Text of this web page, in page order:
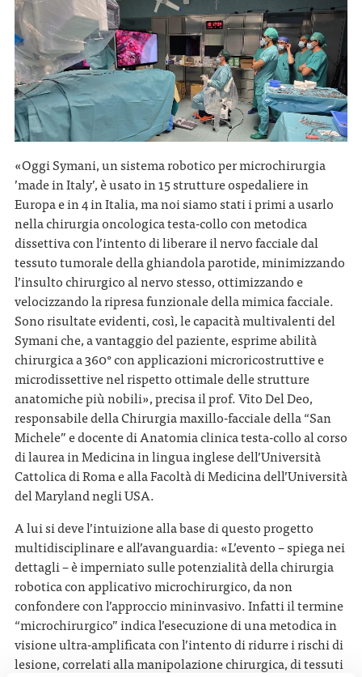
«Oggi Symani, un sistema robotico per microchirurgia
’made in Italy’, è usato in 15 strutture ospedaliere in
Europa e in 4 in Italia, ma noi siamo stati i primi a usarlo
nella chirurgia oncologica testa-collo con metodica
dissettiva con l’intento di liberare il nervo facciale dal
tessuto tumorale della ghiandola parotide, minimizzando
l’insulto chirurgico al nervo stesso, ottimizzando e
velocizzando la ripresa funzionale della mimica facciale.
Sono risultate evidenti, così, le capacità multivalenti del
Symani che, a vantaggio del paziente, esprime abilità
chirurgica a 360° con applicazioni microricostruttive e
microdissettive nel rispetto ottimale delle strutture
anatomiche più nobili», precisa il prof. Vito Del Deo,
responsabile della Chirurgia maxillo-facciale della “San
Michele” e docente di Anatomia clinica testa-collo al corso
di laurea in Medicina in lingua inglese dell’Università
Cattolica di Roma e alla Facoltà di Medicina dell’Università
del Maryland negli USA.
A lui si deve l’intuizione alla base di questo progetto
multidisciplinare e all’avanguardia: «L’evento – spiega nei
dettagli – è imperniato sulle potenzialità della chirurgia
robotica con applicativo microchirurgico, da non
confondere con l’approccio mininvasivo. Infatti il termine
“microchirurgico” indica l’esecuzione di una metodica in
visione ultra-amplificata con l’intento di ridurre i rischi di
lesione, correlati alla manipolazione chirurgica, di tessuti